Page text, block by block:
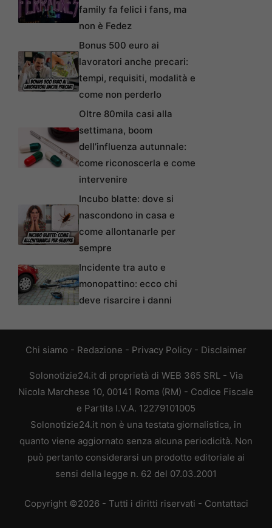
family fa felici i fans, ma
non è Fedez
Bonus 500 euro ai
lavoratori anche precari:
tempi, requisiti, modalità e
come non perderlo
Oltre 80mila casi alla
settimana, boom
dell’influenza autunnale:
come riconoscerla e come
intervenire
Incubo blatte: dove si
nascondono in casa e
come allontanarle per
sempre
Incidente tra auto e
monopattino: ecco chi
deve risarcire i danni
Chi siamo - Redazione - Privacy Policy - Disclaimer
Solonotizie24.it di proprietà di WEB 365 SRL - Via
Nicola Marchese 10, 00141 Roma (RM) - Codice Fiscale
e Partita I.V.A. 12279101005
Solonotizie24.it non è una testata giornalistica, in
quanto viene aggiornato senza alcuna periodicità. Non
può pertanto considerarsi un prodotto editoriale ai
sensi della legge n. 62 del 07.03.2001
Copyright ©2026 - Tutti i diritti riservati - Contattaci